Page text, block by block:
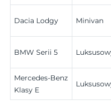
Dacia Lodgy Minivan
BMW Serii 5
Mercedes-Benz
Klasy E